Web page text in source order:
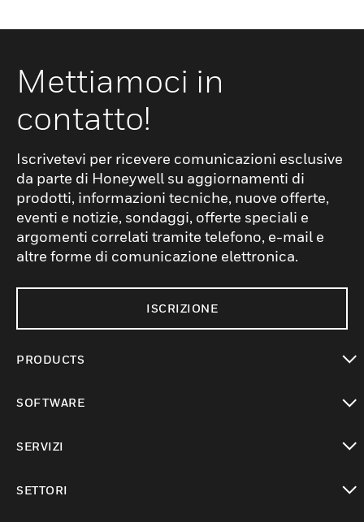
Mettiamoci in
contatto!
Iscrivetevi per ricevere comunicazioni esclusive
da parte di Honeywell su aggiornamenti di
prodotti, informazioni tecniche, nuove offerte,
eventi e notizie, sondaggi, offerte speciali e
argomenti correlati tramite telefono, e-mail e
altre forme di comunicazione elettronica.
ISCRIZIONE
PRODUCTS
SOFTWARE
SERVIZI
SETTORI